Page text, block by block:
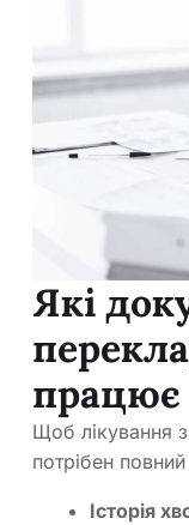
Які
працює
Щоб лікування
потрібен
Історія